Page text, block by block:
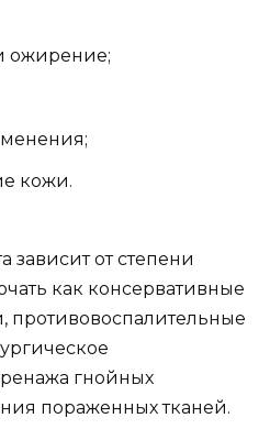
ожирение;
кожи.
от степени
как консервативные
противовоспалительные
гнойных
пораженных тканей.